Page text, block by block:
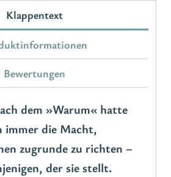
Klappentext
Bewertungen
dem »Warum« hatte
immer die Macht,
zugrunde zu richten –
der sie stellt.